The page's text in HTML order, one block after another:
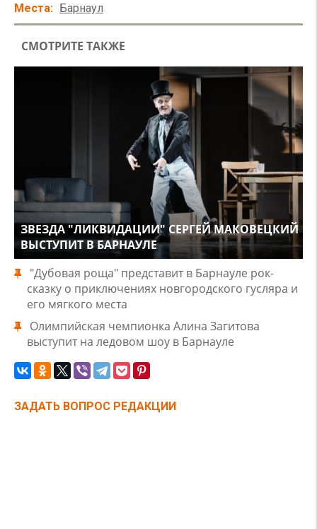
Места
Барнаул
СМОТРИТЕ ТАКЖЕ
ЗВЕЗДА "ЛИКВИДАЦИИ" СЕРГЕЙ МАКОВЕЦКИЙ
ВЫСТУПИТ В БАРНАУЛЕ
"Дубовая роща" представит в Барнауле рок-
сказку о приключениях новгородского гусляра и
его мягкого места
Олимпийская чемпионка Алина Загитова
выступит на ледовом шоу в Барнауле
ЗАДАТЬ ВОПРОС РЕДАКЦИИ